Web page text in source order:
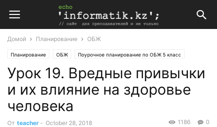
Домой Планирование ОБЖ
Планирование ОБЖ Поурочное планирование по ОБЖ 5 класс
Поурочные планы
Урок 19. Вредные привычки
и их влияние на здоровье
человека
От teacher - October 28, 2018 0
1186